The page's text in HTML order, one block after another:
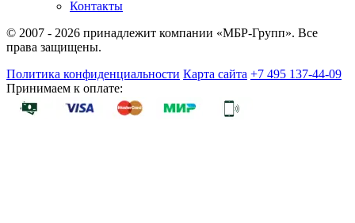
Контакты
© 2007 - 2026 принадлежит компании «МБР-Групп». Все
права защищены.
Политика конфиденциальности Карта сайта +7 495 137-44-09
Принимаем к оплате: